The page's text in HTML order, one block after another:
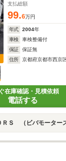
支払総額
99.6万円
年式 2004年
車検
車検整備付
保証
保証無
住所
京都府京都市西京
在庫確認・見積依頼
電話する
Ｓ （ビバモータース